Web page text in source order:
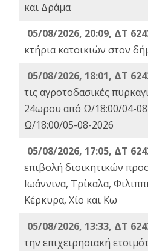
και Δράμα
05/08/2026, 20:09, ΔΤ
κτήρια κατοικιών στον
05/08/2026, 18:01, ΔΤ
τις αγροτοδασικές
24ωρου από Ω/18:00/04-
Ω/18:00/05-08-2026
05/08/2026, 17:05, ΔΤ
επιβολή διοικητικών
Ιωάννινα, Τρίκαλα,
Κέρκυρα, Χίο και Κω
05/08/2026, 13:33, ΔΤ
την επιχειρησιακή